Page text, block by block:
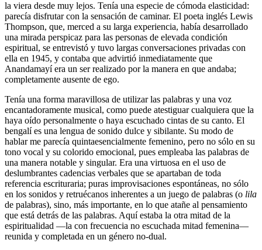
la viera desde muy lejos. Tenía una especie de cómoda elasticidad:
parecía disfrutar con la sensación de caminar. El poeta inglés Lewis
Thompson, que, merced a su larga experiencia, había desarrollado
una mirada perspicaz para las personas de elevada condición
espiritual, se entrevistó y tuvo largas conversaciones privadas con
ella en 1945, y contaba que advirtió inmediatamente que
Anandamayí era un ser realizado por la manera en que andaba;
completamente ausente de ego.
Tenía una forma maravillosa de utilizar las palabras y una voz
encantadoramente musical, como puede atestiguar cualquiera que la
haya oído personalmente o haya escuchado cintas de su canto. El
bengalí es una lengua de sonido dulce y sibilante. Su modo de
hablar me parecía quintaesencialmente femenino, pero no sólo en su
tono vocal y su colorido emocional, pues empleaba las palabras de
una manera notable y singular. Era una virtuosa en el uso de
deslumbrantes cadencias verbales que se apartaban de toda
referencia escrituraria; puras improvisaciones espontáneas, no sólo
en los sonidos y retruécanos inherentes a un juego de palabras (o lila
de palabras), sino, más importante, en lo que atañe al pensamiento
que está detrás de las palabras. Aquí estaba la otra mitad de la
espiritualidad ―la con frecuencia no escuchada mitad femenina―
reunida y completada en un género no-dual.